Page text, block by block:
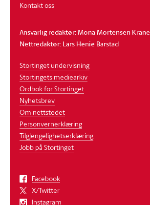
Kontakt oss
Ansvarlig redaktør: Mona Mortensen Krane
Nettredaktør: Lars Henie Barstad
Stortinget undervisning
Stortingets mediearkiv
Ordbok for Stortinget
Nyhetsbrev
Om nettstedet
Personvernerklæring
Tilgjengelighetserklæring
Jobb på Stortinget
Facebook
X/Twitter
Instagram